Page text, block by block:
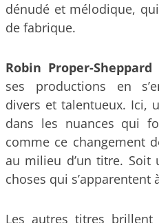
dénudé et mélodique,
de fabrique.
Robin Proper-Sheppard
ses productions en
divers et talentueux. Ici,
dans les nuances qui
comme ce changement
au milieu d’un titre. Soit
choses qui s’apparentent
Les autres titres